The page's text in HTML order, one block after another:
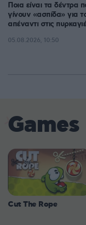
Ποια είναι τα δέντρα
γίνουν «ασπίδα» για
απέναντι στις
05.08.2026, 10:50
Games
Cut The Rope